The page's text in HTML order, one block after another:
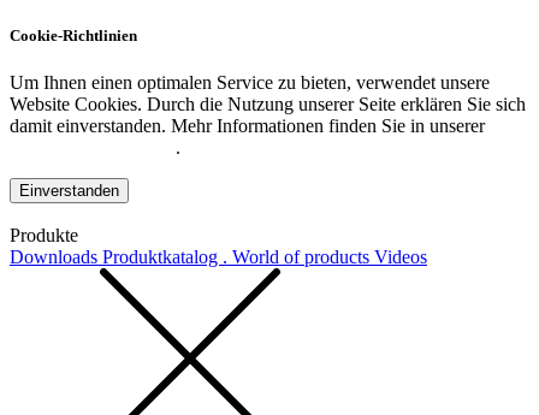
Cookie-Richtlinien
Um Ihnen einen optimalen Service zu bieten, verwendet unsere
Website Cookies. Durch die Nutzung unserer Seite erklären Sie sich
damit einverstanden. Mehr Informationen finden Sie in unserer
.
Einverstanden
Produkte
Downloads Produktkatalog . World of products Videos